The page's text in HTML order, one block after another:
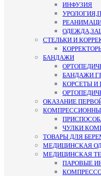
ИНФУЗИЯ
СТЕЛЬКИ И
БАНДАЖИ
БАНДАЖИ
КОРСЕТЫ И
ОКАЗАНИЕ
ЧУЛКИ
ТОВАРЫ ДЛЯ
МЕДИЦИНСКАЯ
МЕДИЦИНСКАЯ
ПАРОВЫЕ